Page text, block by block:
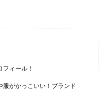
ィール！
がかっこいい！ブランド